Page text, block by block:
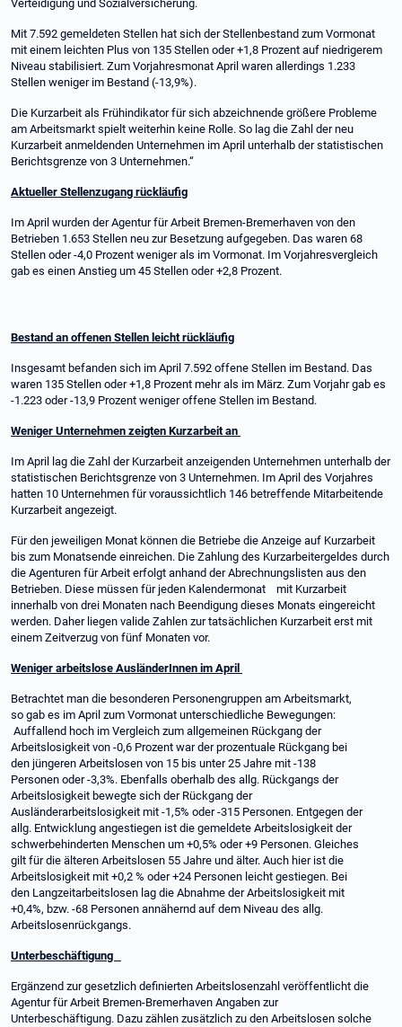
Verteidigung und Sozialversicherung.
Mit 7.592 gemeldeten Stellen hat sich der Stellenbestand zum Vormonat
mit einem leichten Plus von 135 Stellen oder +1,8 Prozent auf niedrigerem
Niveau stabilisiert. Zum Vorjahresmonat April waren allerdings 1.233
Stellen weniger im Bestand (-13,9%).
Die Kurzarbeit als Frühindikator für sich abzeichnende größere Probleme
am Arbeitsmarkt spielt weiterhin keine Rolle. So lag die Zahl der neu
Kurzarbeit anmeldenden Unternehmen im April unterhalb der statistischen
Berichtsgrenze von 3 Unternehmen.“
Aktueller Stellenzugang rückläufig
Im April wurden der Agentur für Arbeit Bremen-Bremerhaven von den
Betrieben 1.653 Stellen neu zur Besetzung aufgegeben. Das waren 68
Stellen oder -4,0 Prozent weniger als im Vormonat. Im Vorjahresvergleich
gab es einen Anstieg um 45 Stellen oder +2,8 Prozent.
Bestand an offenen Stellen leicht rückläufig
Insgesamt befanden sich im April 7.592 offene Stellen im Bestand. Das
waren 135 Stellen oder +1,8 Prozent mehr als im März. Zum Vorjahr gab es
-1.223 oder -13,9 Prozent weniger offene Stellen im Bestand.
Weniger Unternehmen zeigten Kurzarbeit an
Im April lag die Zahl der Kurzarbeit anzeigenden Unternehmen unterhalb der
statistischen Berichtsgrenze von 3 Unternehmen. Im April des Vorjahres
hatten 10 Unternehmen für voraussichtlich 146 betreffende Mitarbeitende
Kurzarbeit angezeigt.
Für den jeweiligen Monat können die Betriebe die Anzeige auf Kurzarbeit
bis zum Monatsende einreichen. Die Zahlung des Kurzarbeitergeldes durch
die Agenturen für Arbeit erfolgt anhand der Abrechnungslisten aus den
Betrieben. Diese müssen für jeden Kalendermonat mit Kurzarbeit
innerhalb von drei Monaten nach Beendigung dieses Monats eingereicht
werden. Daher liegen valide Zahlen zur tatsächlichen Kurzarbeit erst mit
einem Zeitverzug von fünf Monaten vor.
Weniger arbeitslose AusländerInnen im April
Betrachtet man die besonderen Personengruppen am Arbeitsmarkt,
so gab es im April zum Vormonat unterschiedliche Bewegungen:
Auffallend hoch im Vergleich zum allgemeinen Rückgang der
Arbeitslosigkeit von -0,6 Prozent war der prozentuale Rückgang bei
den jüngeren Arbeitslosen von 15 bis unter 25 Jahre mit -138
Personen oder -3,3%. Ebenfalls oberhalb des allg. Rückgangs der
Arbeitslosigkeit bewegte sich der Rückgang der
Ausländerarbeitslosigkeit mit -1,5% oder -315 Personen. Entgegen der
allg. Entwicklung angestiegen ist die gemeldete Arbeitslosigkeit der
schwerbehinderten Menschen um +0,5% oder +9 Personen. Gleiches
gilt für die älteren Arbeitslosen 55 Jahre und älter. Auch hier ist die
Arbeitslosigkeit mit +0,2 % oder +24 Personen leicht gestiegen. Bei
den Langzeitarbeitslosen lag die Abnahme der Arbeitslosigkeit mit
+0,4%, bzw. -68 Personen annähernd auf dem Niveau des allg.
Arbeitslosenrückgangs.
Unterbeschäftigung
Ergänzend zur gesetzlich definierten Arbeitslosenzahl veröffentlicht die
Agentur für Arbeit Bremen-Bremerhaven Angaben zur
Unterbeschäftigung. Dazu zählen zusätzlich zu den Arbeitslosen solche